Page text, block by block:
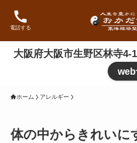
電話する
大阪府大阪市生野区林寺
ホーム アレルギー
体の中からきれいに